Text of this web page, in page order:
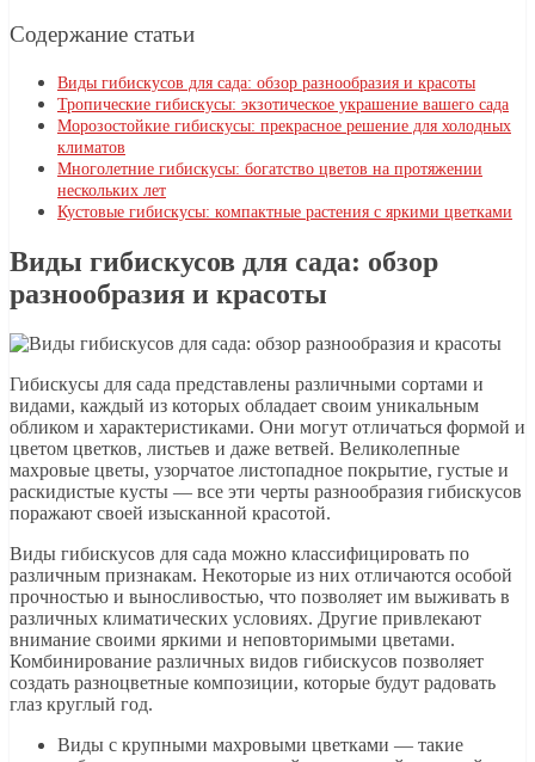
Содержание статьи
Виды гибискусов для сада: обзор разнообразия и красоты
Тропические гибискусы: экзотическое украшение вашего сада
Морозостойкие гибискусы: прекрасное решение для холодных
климатов
Многолетние гибискусы: богатство цветов на протяжении
нескольких лет
Кустовые гибискусы: компактные растения с яркими цветками
Виды гибискусов для сада: обзор
разнообразия и красоты
Гибискусы для сада представлены различными сортами и
видами, каждый из которых обладает своим уникальным
обликом и характеристиками. Они могут отличаться формой и
цветом цветков, листьев и даже ветвей. Великолепные
махровые цветы, узорчатое листопадное покрытие, густые и
раскидистые кусты — все эти черты разнообразия гибискусов
поражают своей изысканной красотой.
Виды гибискусов для сада можно классифицировать по
различным признакам. Некоторые из них отличаются особой
прочностью и выносливостью, что позволяет им выживать в
различных климатических условиях. Другие привлекают
внимание своими яркими и неповторимыми цветами.
Комбинирование различных видов гибискусов позволяет
создать разноцветные композиции, которые будут радовать
глаз круглый год.
Виды с крупными махровыми цветками — такие